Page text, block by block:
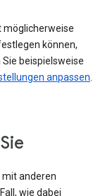
möglicherweise
können,
beispielsweise
anpassen
mit anderen
wie dabei